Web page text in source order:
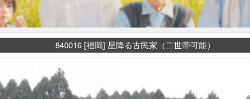
840016 [福岡] 星降る古民家（二世帯可能）